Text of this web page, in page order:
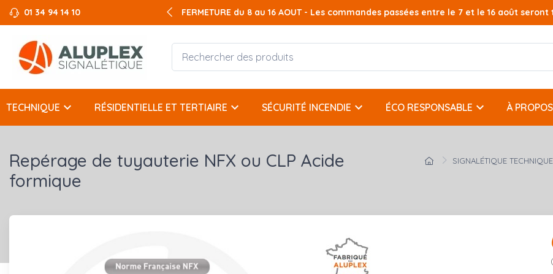
01 34 94 14 10 FERMETURE du 8 au 16 AOUT - Les commandes passées entre le 7 et le 16 août
TECHNIQUE keyboard_arrow_down RÉSIDENTIELLE ET TERTIAIRE keyboard_arrow_down SÉCURITÉ INCENDIE keyboard_arrow_down ÉCO RESPONSABLE keyboard_arrow_down À PROPOS
SIGNALÉTIQUE TECHNIQUE
Repérage de tuyauterie NFX ou CLP Acide
formique